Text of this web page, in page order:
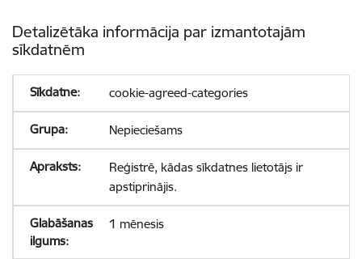
Detalizētāka informācija par izmantotajām
sīkdatnēm
cookie-agreed-categories
Nepieciešams
Reģistrē, kādas sīkdatnes lietotājs ir
apstiprinājis.
1 mēnesis